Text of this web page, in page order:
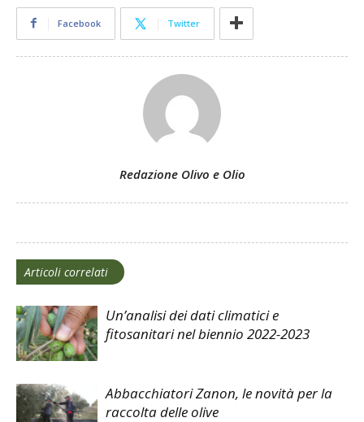
Facebook Twitter
Redazione Olivo e Olio
Articoli correlati
Un’analisi dei dati climatici e
fitosanitari nel biennio 2022-2023
Abbacchiatori Zanon, le novità per la
raccolta delle olive